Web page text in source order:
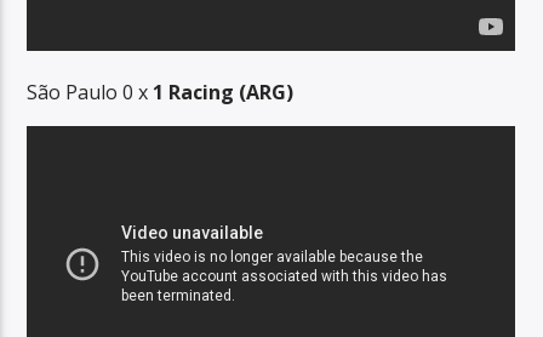
São Paulo 0 x 1 Racing (ARG)